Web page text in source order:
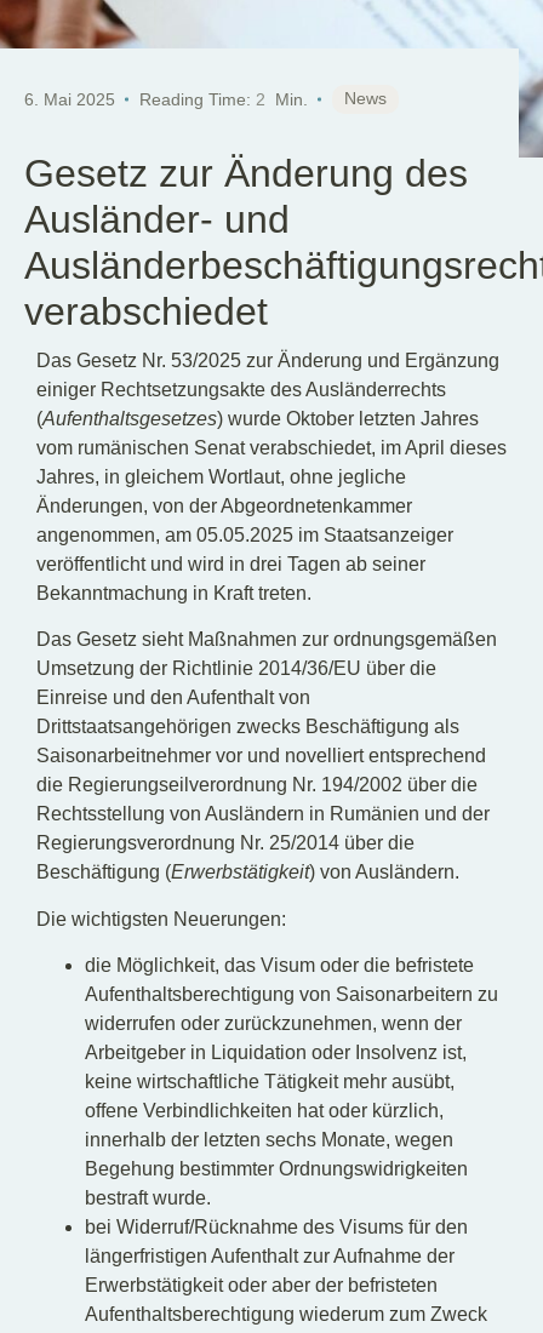
6. Mai 2025 Reading Time: 2 Min. News
Gesetz zur Änderung des
Ausländer- und
verabschiedet
Das Gesetz Nr. 53/2025 zur Änderung und Ergänzung
einiger Rechtsetzungsakte des Ausländerrechts
(Aufenthaltsgesetzes) wurde Oktober letzten Jahres
vom rumänischen Senat verabschiedet, im April dieses
Jahres, in gleichem Wortlaut, ohne jegliche
Änderungen, von der Abgeordnetenkammer
angenommen, am 05.05.2025 im Staatsanzeiger
veröffentlicht und wird in drei Tagen ab seiner
Bekanntmachung in Kraft treten.
Das Gesetz sieht Maßnahmen zur ordnungsgemäßen
Umsetzung der Richtlinie 2014/36/EU über die
Einreise und den Aufenthalt von
Drittstaatsangehörigen zwecks Beschäftigung als
Saisonarbeitnehmer vor und novelliert entsprechend
die Regierungseilverordnung Nr. 194/2002 über die
Rechtsstellung von Ausländern in Rumänien und der
Regierungsverordnung Nr. 25/2014 über die
Beschäftigung (Erwerbstätigkeit) von Ausländern.
Die wichtigsten Neuerungen:
die Möglichkeit, das Visum oder die befristete
Aufenthaltsberechtigung von Saisonarbeitern zu
widerrufen oder zurückzunehmen, wenn der
Arbeitgeber in Liquidation oder Insolvenz ist,
keine wirtschaftliche Tätigkeit mehr ausübt,
offene Verbindlichkeiten hat oder kürzlich,
innerhalb der letzten sechs Monate, wegen
Begehung bestimmter Ordnungswidrigkeiten
bestraft wurde.
bei Widerruf/Rücknahme des Visums für den
längerfristigen Aufenthalt zur Aufnahme der
Erwerbstätigkeit oder aber der befristeten
Aufenthaltsberechtigung wiederum zum Zweck